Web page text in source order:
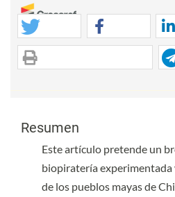
David Rodríguez Goyes, Ragnhild Sollund
Animal abuse, biotechnology and
Criminology, 22(3), 363.
(2019)
Southern Green Criminology: A
Discrimination., 131.
10.1108/978-1-78769-229-920191015
Resumen
Este artículo pretende un
biopiratería
de los pueblos mayas de